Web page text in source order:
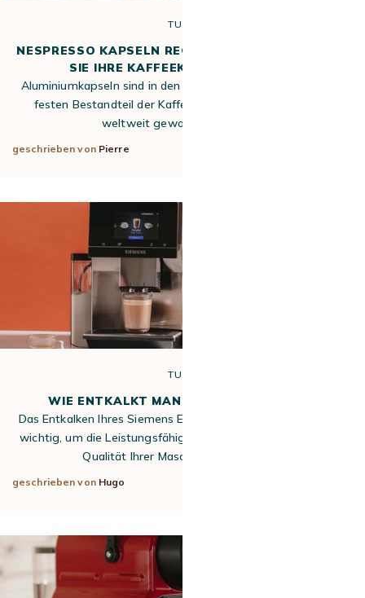
TUTO
NESPRESSO KAPSELN RECYCLING: SO ENTSORGEN
SIE IHRE KAFFEEKAPSELN RICHTIG
Aluminiumkapseln sind in den letzten zehn Jahren zu einem
festen Bestandteil der Kaffeekultur in Deutschland und
weltweit geworden. Sie sind…
geschrieben von Pierre
TUTO
WIE ENTKALKT MAN DIE SIEMENS EQ700?
Das Entkalken Ihres Siemens EQ700 Kaffeevollautomaten ist
wichtig, um die Leistungsfähigkeit, die Langlebigkeit und die
Qualität Ihrer Maschine zu erhalten.…
geschrieben von Hugo